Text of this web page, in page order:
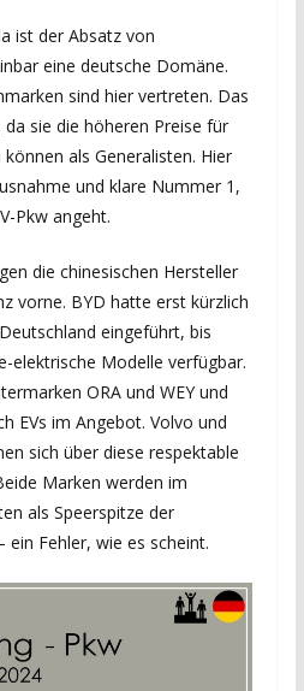
ist der Absatz von
eine deutsche Domäne.
sind hier vertreten. Das
sie die höheren Preise für
als Generalisten. Hier
und klare Nummer 1,
Pkw angeht.
die chinesischen Hersteller
vorne. BYD hatte erst kürzlich
eingeführt, bis
elektrische Modelle verfügbar.
ORA und WEY und
EVs im Angebot. Volvo und
sich über diese respektable
Marken werden im
als Speerspitze der
ein Fehler, wie es scheint.